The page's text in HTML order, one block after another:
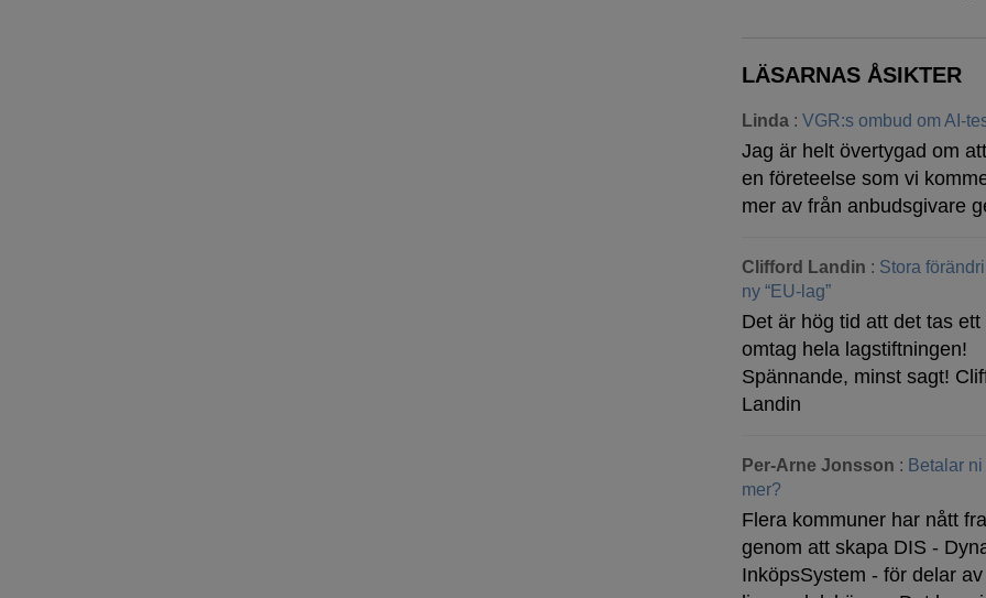
LÄSARNAS ÅSIKTER
Linda :VGR:s ombud om AI-
Jag är helt övertygad om
en företeelse som vi
mer av från anbudsgivare
Clifford Landin : Stora
ny “EU-lag”
Det är hög tid att det tas ett
omtag hela lagstiftningen!
Spännande, minst sagt!
Landin
Per-Arne Jonsson : Betalar
mer?
Flera kommuner har nått
genom att skapa DIS -
InköpsSystem - för delar av